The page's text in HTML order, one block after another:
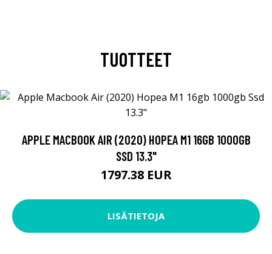
TUOTTEET
APPLE MACBOOK AIR (2020) HOPEA M1 16GB 1000GB
SSD 13.3"
1797.38 EUR
LISÄTIETOJA